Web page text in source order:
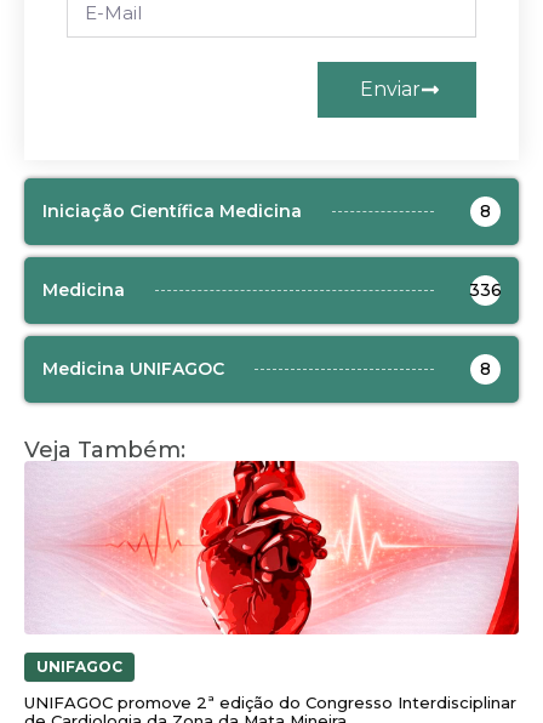
Enviar
Iniciação Científica Medicina 8
Medicina 336
Medicina UNIFAGOC 8
Veja Também:
UNIFAGOC
UNIFAGOC promove 2ª edição do Congresso Interdisciplinar